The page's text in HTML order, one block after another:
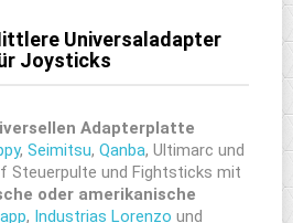
Universaladapter
Joysticks
Adapterplatte
, Seimitsu, Qanba, Ultimarc und
Steuerpulte und Fightsticks mit
oder amerikanische
, Industrias Lorenzo und